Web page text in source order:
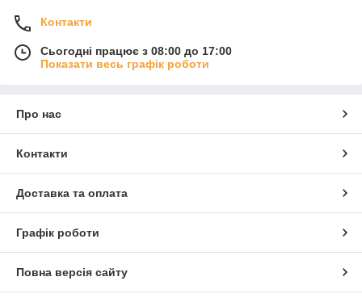
Контакти
Сьогодні працює з 08:00 до 17:00
Показати весь графік роботи
Про нас
Контакти
Доставка та оплата
Графік роботи
Повна версія сайту